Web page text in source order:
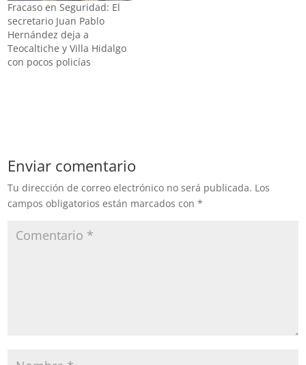
Fracaso en Seguridad: El
secretario Juan Pablo
Hernández deja a
Teocaltiche y Villa Hidalgo
con pocos policías
Enviar comentario
Tu dirección de correo electrónico no será publicada. Los
campos obligatorios están marcados con*